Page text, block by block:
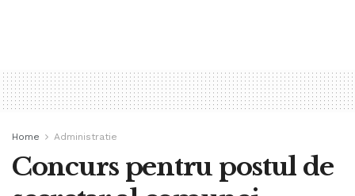
Home Administratie
Concurs pentru postul de